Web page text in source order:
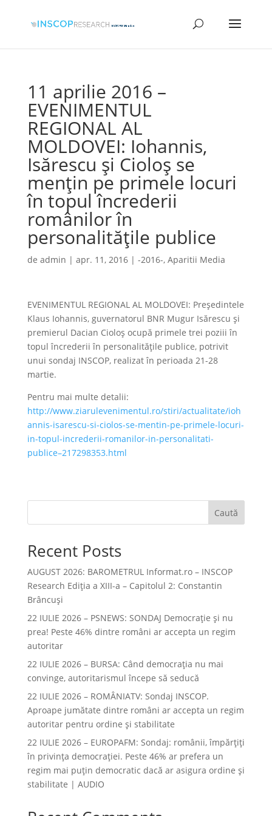
11 aprilie 2016 –
EVENIMENTUL
REGIONAL AL
MOLDOVEI: Iohannis,
Isărescu și Cioloș se
mențin pe primele locuri
în topul încrederii
românilor în
personalitățile publice
de admin | apr. 11, 2016| -2016-, Aparitii Media
EVENIMENTUL REGIONAL AL MOLDOVEI: Președintele
Klaus Iohannis, guvernatorul BNR Mugur Isărescu și
premierul Dacian Cioloș ocupă primele trei poziii în
topul încrederii în personalitățile publice, potrivit
unui sondaj INSCOP, realizat în perioada 21-28
martie.
Pentru mai multe detalii:
http://www.ziarulevenimentul.ro/stiri/actualitate/ioh
annis-isarescu-si-ciolos-se-mentin-pe-primele-locuri-
in-topul-increderii-romanilor-in-personalitati-
publice–217298353.html
Caută
Recent Posts
AUGUST 2026: BAROMETRUL Informat.ro – INSCOP
Research Ediția a XIII-a – Capitolul 2: Constantin
Brâncuși
22 IULIE 2026 – PSNEWS: SONDAJ Democrație și nu
prea! Peste 46% dintre români ar accepta un regim
autoritar
22 IULIE 2026 – BURSA: Când democraţia nu mai
convinge, autoritarismul începe să seducă
22 IULIE 2026 – ROMÂNIATV: Sondaj INSCOP.
Aproape jumătate dintre români ar accepta un regim
autoritar pentru ordine și stabilitate
22 IULIE 2026 – EUROPAFM: Sondaj: românii, împărțiți
în privința democrației. Peste 46% ar prefera un
regim mai puțin democratic dacă ar asigura ordine și
stabilitate | AUDIO